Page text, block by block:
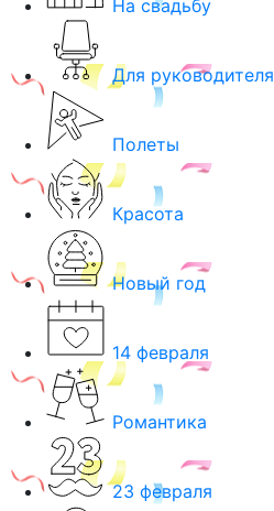
На свадьбу
Для руководителя
Полеты
Красота
Новый год
14 февраля
Романтика
23 февраля